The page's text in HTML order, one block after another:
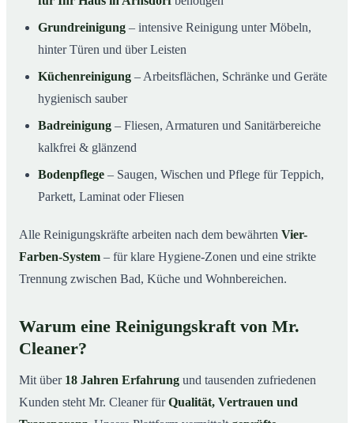
Grundreinigung – intensive Reinigung unter Möbeln,
hinter Türen und über Leisten
Küchenreinigung – Arbeitsflächen, Schränke und Geräte
hygienisch sauber
Badreinigung – Fliesen, Armaturen und Sanitärbereiche
kalkfrei & glänzend
Bodenpflege – Saugen, Wischen und Pflege für Teppich,
Parkett, Laminat oder Fliesen
Alle Reinigungskräfte arbeiten nach dem bewährten Vier-
Farben-System – für klare Hygiene-Zonen und eine strikte
Trennung zwischen Bad, Küche und Wohnbereichen.
Warum eine Reinigungskraft von Mr.
Cleaner?
Mit über 18 Jahren Erfahrung und tausenden zufriedenen
Kunden steht Mr. Cleaner fürQualität, Vertrauen und